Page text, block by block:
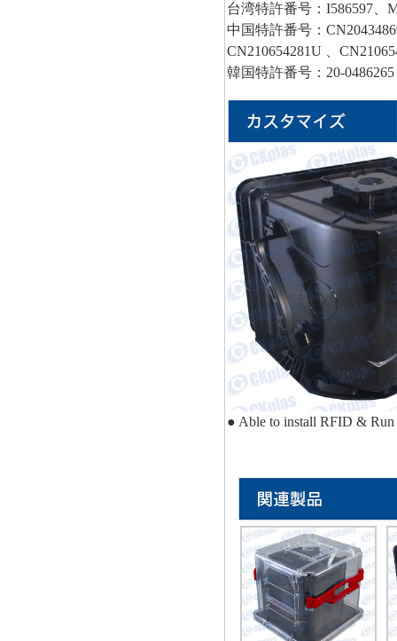
台湾特許番号：I586597、
中国特許番号：
CN210654281U 、
韓国特許番号：20-0486265
● Able to install RFID & Run